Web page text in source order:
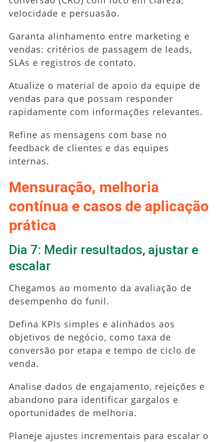
velocidade e persuasão.
Garanta alinhamento entre marketing e
vendas: critérios de passagem de leads,
SLAs e registros de contato.
Atualize o material de apoio da equipe de
vendas para que possam responder
rapidamente com informações relevantes.
Refine as mensagens com base no
feedback de clientes e das equipes
internas.
Mensuração, melhoria
contínua e casos de aplicação
prática
Dia 7: Medir resultados, ajustar e
escalar
Chegamos ao momento da avaliação de
desempenho do funil.
Defina KPIs simples e alinhados aos
objetivos de negócio, como taxa de
conversão por etapa e tempo de ciclo de
venda.
Analise dados de engajamento, rejeições e
abandono para identificar gargalos e
oportunidades de melhoria.
Planeje ajustes incrementais para escalar o